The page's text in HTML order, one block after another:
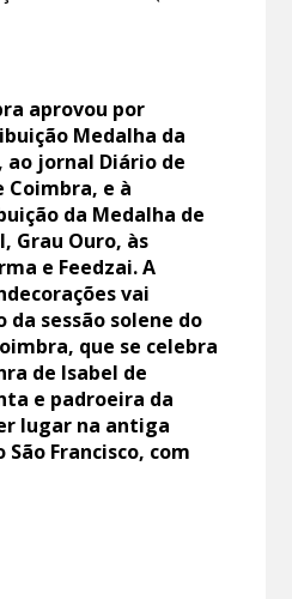
aprovou por
Medalha da
ao jornal Diário de
Coimbra, e à
da Medalha de
Grau Ouro, às
e Feedzai. A
vai
sessão solene do
que se celebra
de Isabel de
e padroeira da
lugar na antiga
Francisco, com